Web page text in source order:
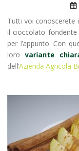
Tutti voi conoscerete
il cioccolato
per l’appunto. Con
loro variante
dell’Azienda Agricola